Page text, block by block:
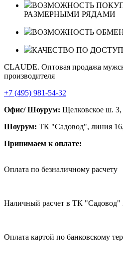
ВОЗМОЖНОСТЬ
РАЗМЕРНЫМИ РЯДАМИ
ВОЗМОЖНОСТЬ
КАЧЕСТВО ПО
CLAUDE. Оптовая продажа
производителя
+7 (495) 981-54-32
Офис/ Шоурум: Щелковское ш.
Шоурум: ТК "Садовод", линия
Принимаем к оплате:
Оплата по безналичному расчету
Наличный расчет в ТК "Садовод"
Оплата картой по банковскому